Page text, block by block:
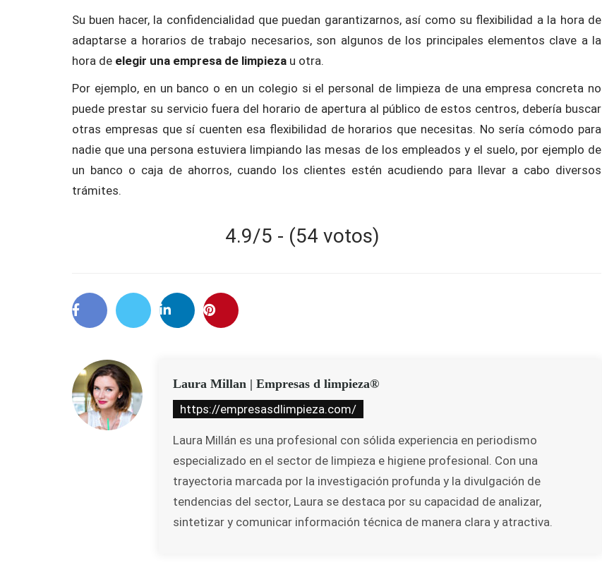
Su buen hacer, la confidencialidad que puedan garantizarnos, así como su flexibilidad a la hora de
adaptarse a horarios de trabajo necesarios, son algunos de los principales elementos clave a la
hora de elegir una empresa de limpieza u otra.
Por ejemplo, en un banco o en un colegio si el personal de limpieza de una empresa concreta no
puede prestar su servicio fuera del horario de apertura al público de estos centros, debería buscar
otras empresas que sí cuenten esa flexibilidad de horarios que necesitas. No sería cómodo para
nadie que una persona estuviera limpiando las mesas de los empleados y el suelo, por ejemplo de
un banco o caja de ahorros, cuando los clientes estén acudiendo para llevar a cabo diversos
trámites.
4.9/5 - (54 votos)
Laura Millan | Empresas d limpieza®
https://empresasdlimpieza.com/
Laura Millán es una profesional con sólida experiencia en periodismo
especializado en el sector de limpieza e higiene profesional. Con una
trayectoria marcada por la investigación profunda y la divulgación de
tendencias del sector, Laura se destaca por su capacidad de analizar,
sintetizar y comunicar información técnica de manera clara y atractiva.